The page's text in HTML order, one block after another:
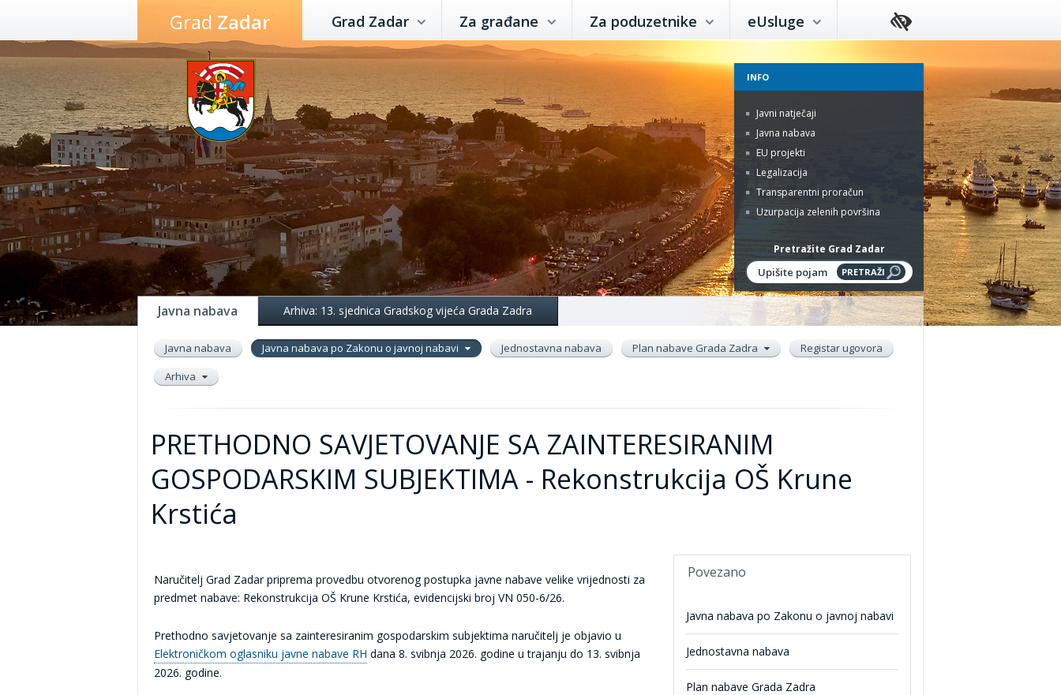
Preskoči
sadržaj
Grad Zadar Grad Zadar Za građane Za poduzetnike eUsluge
INFO
Javni natječaji
Javna nabava
EU projekti
Legalizacija
Transparentni proračun
Uzurpacija zelenih površina
Pretražite Grad Zadar
Javna nabava Arhiva: 13. sjednica Gradskog vijeća Grada Zadra
Javna nabava Javna nabava po Zakonu o javnoj nabavi Jednostavna nabava Plan nabave Grada Zadra
Registar ugovora
Arhiva
PRETHODNO SAVJETOVANJE SA ZAINTERESIRANIM
GOSPODARSKIM SUBJEKTIMA - Rekonstrukcija OŠ Krune
Krstića
Naručitelj Grad Zadar priprema provedbu otvorenog postupka javne nabave velike vrijednosti za
predmet nabave: Rekonstrukcija OŠ Krune Krstića, evidencijski broj VN 050-6/26.
Prethodno savjetovanje sa zainteresiranim gospodarskim subjektima naručitelj je objavio u
Elektroničkom oglasniku javne nabave RH dana 8. svibnja 2026. godine u trajanju do 13. svibnja
2026. godine.
Povezano
Javna nabava po Zakonu o javnoj nabavi
Jednostavna nabava
Plan nabave Grada Zadra